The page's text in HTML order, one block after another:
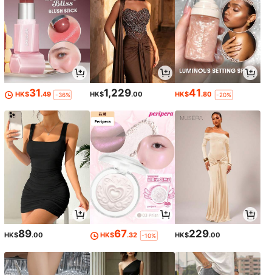
HK$31.49 -36% HK$1,229.00 HK$41.80 -20%
HK$89.00 HK$67.32 -10% HK$229.00